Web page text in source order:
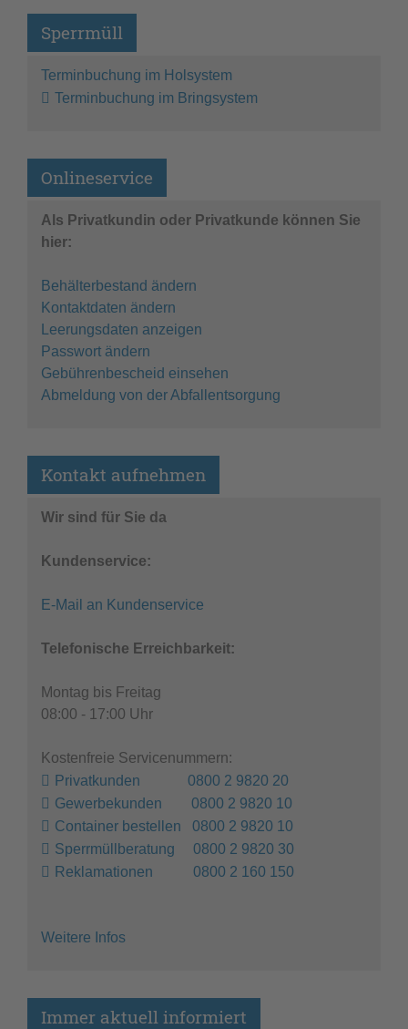
Sperrmüll
Terminbuchung im Holsystem
Terminbuchung im Bringsystem
Onlineservice
Als Privatkundin oder Privatkunde können Sie
hier:
Behälterbestand ändern
Kontaktdaten ändern
Leerungsdaten anzeigen
Passwort ändern
Gebührenbescheid einsehen
Abmeldung von der Abfallentsorgung
Kontakt aufnehmen
Wir sind für Sie da
Kundenservice:
E-Mail an Kundenservice
Telefonische Erreichbarkeit:
Montag bis Freitag
08:00 - 17:00 Uhr
Kostenfreie Servicenummern:
Privatkunden 0800 2 9820 20
Gewerbekunden 0800 2 9820 10
Container bestellen 0800 2 9820 10
Sperrmüllberatung 0800 2 9820 30
Reklamationen 0800 2 160 150
Weitere Infos
Immer aktuell informiert